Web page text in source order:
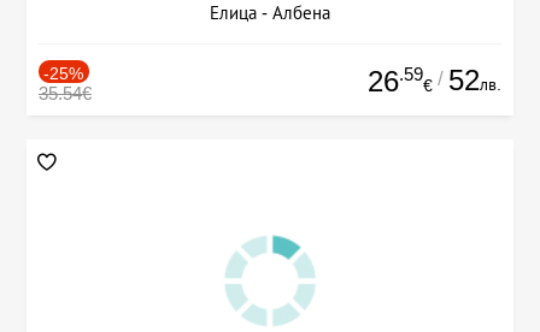
Елица - Албена
-25%
35.54€ 26.59
€ / 52лв.